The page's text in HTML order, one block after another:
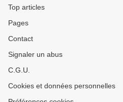
Top articles
Pages
Contact
Signaler un abus
C.G.U.
Cookies et données personnelles